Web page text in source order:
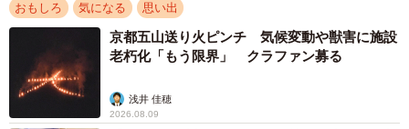
おもしろ 気になる 思い出
京都五山送り火ピンチ 気候変動や獣害に施設
老朽化「もう限界」 クラファン募る
浅井 佳穂
2026.08.09